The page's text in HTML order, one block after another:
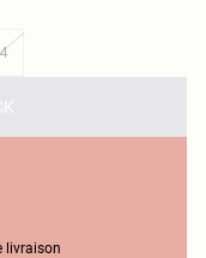
livraison